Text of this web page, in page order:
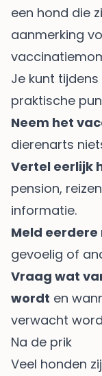
een hond die
aanmerking
Je kunt
praktische
Neem het
dierenarts
Vertel eerlijk
pension,
informatie.
Meld
gevoelig of
Vraag wat
wordt en
verwacht
Na de prik
Veel honden